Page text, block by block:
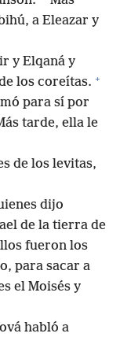
a Eleazar y
y Elqaná y
los coreítas. +
para sí por
tarde, ella le
de los levitas,
dijo
de la tierra de
fueron los
para sacar a
el Moisés y
habló a